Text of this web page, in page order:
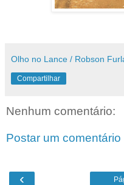
Olho no Lance / Robson
Compartilhar
Nenhum comentário:
Postar um comentário
‹